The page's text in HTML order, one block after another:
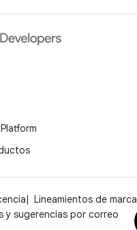
Lineamientos de marca
y sugerencias por correo